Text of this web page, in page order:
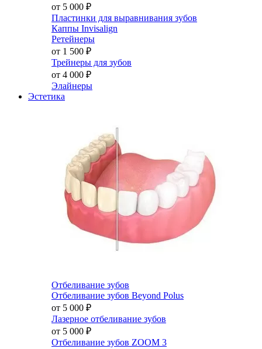
от 5 000 ₽
Пластинки для выравнивания зубов
Каппы Invisalign
Ретейнеры
от 1 500 ₽
Трейнеры для зубов
от 4 000 ₽
Элайнеры
Эстетика
Отбеливание зубов
Отбеливание зубов Beyond Polus
от 5 000 ₽
Лазерное отбеливание зубов
от 5 000 ₽
Отбеливание зубов ZOOM 3